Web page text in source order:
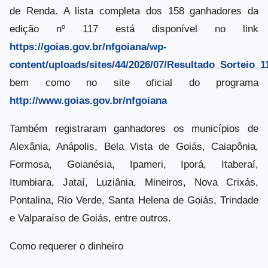
de Renda. A lista completa dos 158 ganhadores da
edição nº 117 está disponível no link
https://goias.gov.br/nfgoiana/wp-
content/uploads/sites/44/2026/07/
bem como no site oficial do programa
http://www.goias.gov.br/nfgoiana
Também registraram ganhadores os municípios de
Alexânia, Anápolis, Bela Vista de Goiás, Caiapônia,
Formosa, Goianésia, Ipameri, Iporá, Itaberaí,
Itumbiara, Jataí, Luziânia, Mineiros, Nova Crixás,
Pontalina, Rio Verde, Santa Helena de Goiás, Trindade
e Valparaíso de Goiás, entre outros.
Como requerer o dinheiro